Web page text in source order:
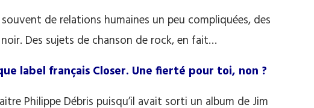
de relations humaines un peu compliquées, des
Des sujets de chanson de rock, en fait…
label français Closer. Une fierté pour toi, non ?
Philippe Débris puisqu’il avait sorti un album de Jim